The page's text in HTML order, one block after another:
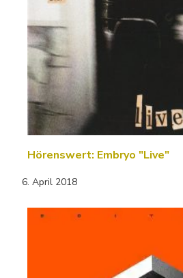
Hörenswert: Embryo "Live"
6. April 2018